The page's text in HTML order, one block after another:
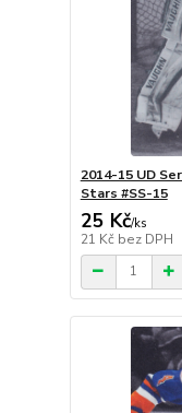
2014-15 UD
Stars #SS-15
25 Kč/ks
21 Kč bez DPH